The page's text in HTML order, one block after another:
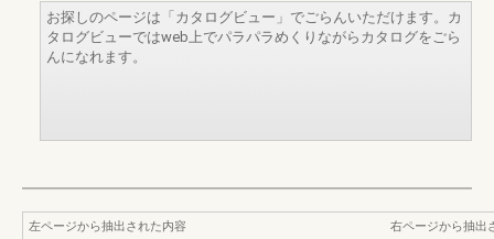
お探しのページは「カタログビュー」でごらんいただけます。カ
タログビューではweb上でパラパラめくりながらカタログをごら
んになれます。
左ページから抽出された内容
右ページから抽出